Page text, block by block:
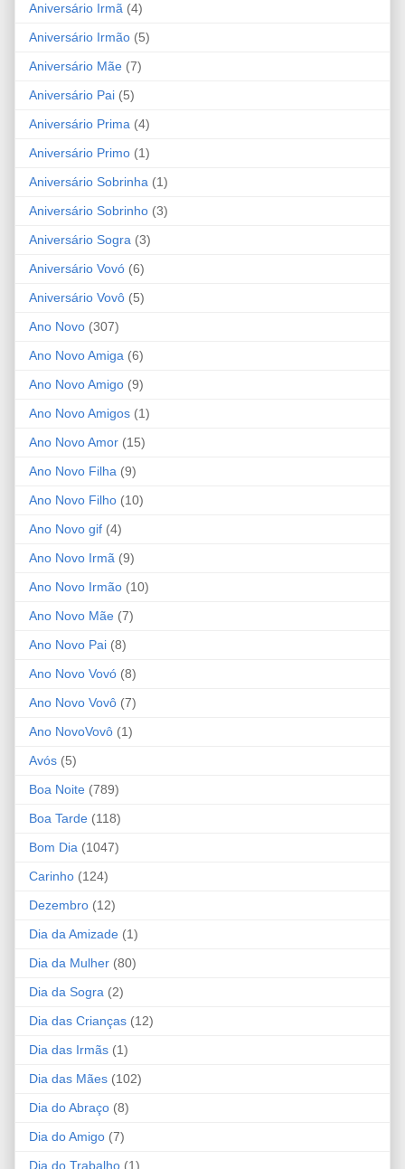
Aniversário Irmã (4)
Aniversário Irmão (5)
Aniversário Mãe (7)
Aniversário Pai (5)
Aniversário Prima (4)
Aniversário Primo (1)
Aniversário Sobrinha (1)
Aniversário Sobrinho (3)
Aniversário Sogra (3)
Aniversário Vovó (6)
Aniversário Vovô (5)
Ano Novo (307)
Ano Novo Amiga (6)
Ano Novo Amigo (9)
Ano Novo Amigos (1)
Ano Novo Amor (15)
Ano Novo Filha (9)
Ano Novo Filho (10)
Ano Novo gif (4)
Ano Novo Irmã (9)
Ano Novo Irmão (10)
Ano Novo Mãe (7)
Ano Novo Pai (8)
Ano Novo Vovó (8)
Ano Novo Vovô (7)
Ano NovoVovô (1)
Avós (5)
Boa Noite (789)
Boa Tarde (118)
Bom Dia (1047)
Carinho (124)
Dezembro (12)
Dia da Amizade (1)
Dia da Mulher (80)
Dia da Sogra (2)
Dia das Crianças (12)
Dia das Irmãs (1)
Dia das Mães (102)
Dia do Abraço (8)
Dia do Amigo (7)
Dia do Trabalho (1)